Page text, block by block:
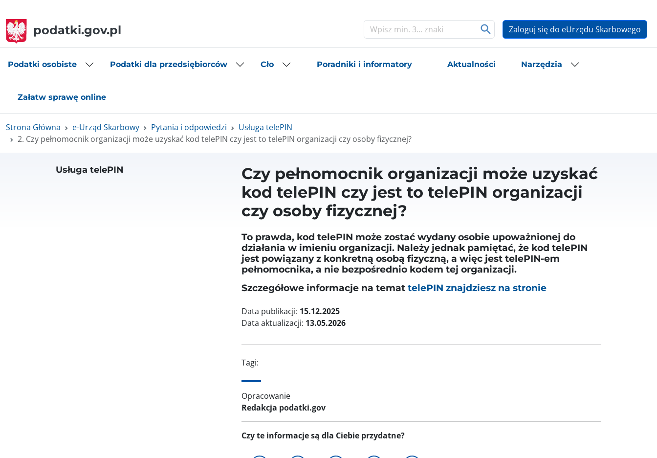
podatki.gov.pl Zaloguj się do eUrzędu Skarbowego
Podatki osobiste Podatki dla przedsiębiorców Cło Poradniki i informatory Aktualności Narzędzia
Załatw sprawę online
Strona Główna e-Urząd Skarbowy Pytania i odpowiedzi
Usługa telePIN
2. Czy pełnomocnik organizacji może uzyskać kod telePIN czy jest to telePIN organizacji czy osoby fizycznej?
Usługa telePIN
Czy pełnomocnik organizacji może uzyskać
kod telePIN czy jest to telePIN organizacji
czy osoby fizycznej?
To prawda, kod telePIN może zostać wydany osobie upoważnionej do
działania w imieniu organizacji. Należy jednak pamiętać, że kod telePIN
jest powiązany z konkretną osobą fizyczną, a więc jest telePIN-em
pełnomocnika, a nie bezpośrednio kodem tej organizacji.
Szczegółowe informacje na temat telePIN znajdziesz na stronie
Data publikacji: 15.12.2025
Data aktualizacji: 13.05.2026
Tagi:
Opracowanie
Redakcja podatki.gov
Czy te informacje są dla Ciebie przydatne?